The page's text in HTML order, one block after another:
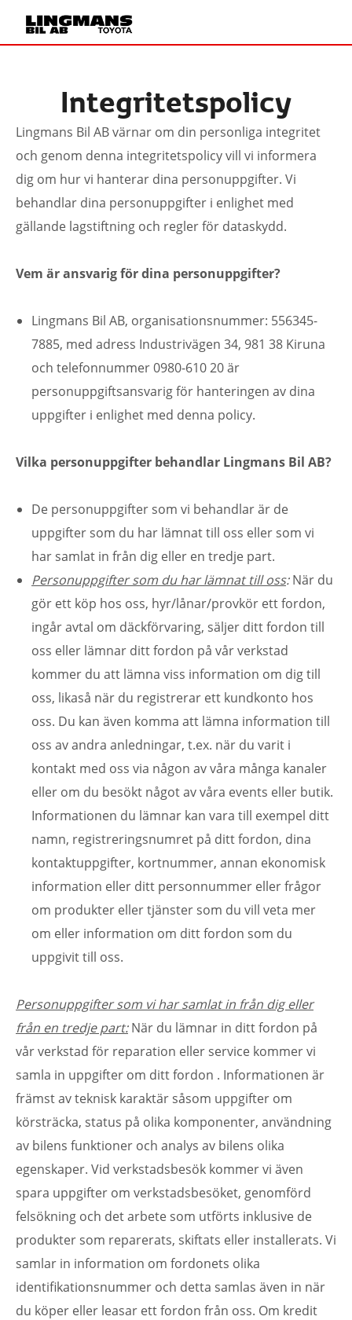
Integritetspolicy
Lingmans Bil AB värnar om din personliga integritet
och genom denna integritetspolicy vill vi informera
dig om hur vi hanterar dina personuppgifter. Vi
behandlar dina personuppgifter i enlighet med
gällande lagstiftning och regler för dataskydd.
Vem är ansvarig för dina personuppgifter?
Lingmans Bil AB, organisationsnummer: 556345-
7885, med adress Industrivägen 34, 981 38 Kiruna
och telefonnummer 0980-610 20 är
personuppgiftsansvarig för hanteringen av dina
uppgifter i enlighet med denna policy.
Vilka personuppgifter behandlar Lingmans Bil AB?
De personuppgifter som vi behandlar är de
uppgifter som du har lämnat till oss eller som vi
har samlat in från dig eller en tredje part.
Personuppgifter som du har lämnat till oss:När du
gör ett köp hos oss, hyr/lånar/provkör ett fordon,
ingår avtal om däckförvaring, säljer ditt fordon till
oss eller lämnar ditt fordon på vår verkstad
kommer du att lämna viss information om dig till
oss, likaså när du registrerar ett kundkonto hos
oss. Du kan även komma att lämna information till
oss av andra anledningar, t.ex. när du varit i
kontakt med oss via någon av våra många kanaler
eller om du besökt något av våra events eller butik.
Informationen du lämnar kan vara till exempel ditt
namn, registreringsnumret på ditt fordon, dina
kontaktuppgifter, kortnummer, annan ekonomisk
information eller ditt personnummer eller frågor
om produkter eller tjänster som du vill veta mer
om eller information om ditt fordon som du
uppgivit till oss.
Personuppgifter som vi har samlat in från dig eller
från en tredje part:När du lämnar in ditt fordon på
vår verkstad för reparation eller service kommer vi
samla in uppgifter om ditt fordon . Informationen är
främst av teknisk karaktär såsom uppgifter om
körsträcka, status på olika komponenter, användning
av bilens funktioner och analys av bilens olika
egenskaper. Vid verkstadsbesök kommer vi även
spara uppgifter om verkstadsbesöket, genomförd
felsökning och det arbete som utförts inklusive de
produkter som reparerats, skiftats eller installerats. Vi
samlar in information om fordonets olika
identifikationsnummer och detta samlas även in när
du köper eller leasar ett fordon från oss. Om kredit